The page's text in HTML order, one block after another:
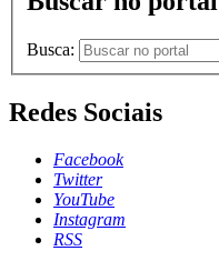
Busca:
Redes Sociais
Facebook
Twitter
YouTube
Instagram
RSS